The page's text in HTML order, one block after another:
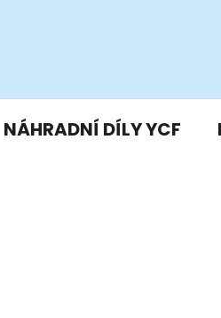
NÁHRADNÍ DÍLY YCF